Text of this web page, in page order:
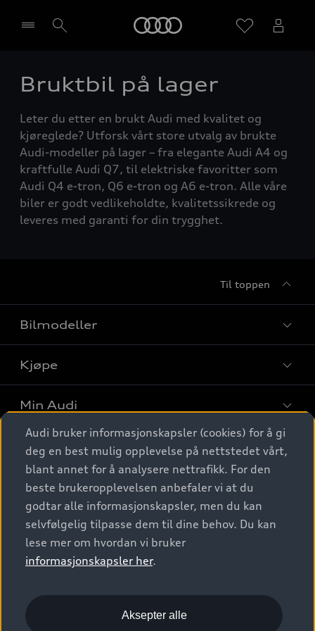
Velg forhandler
Bruktbil på lager
Leter du etter en brukt Audi med kvalitet og
kjøreglede? Utforsk vårt store utvalg av brukte
Audi-modeller på lager – fra elegante Audi A4 og
kraftfulle Audi Q7, til elektriske favoritter som
Audi Q4 e-tron, Q6 e-tron og A6 e-tron. Alle våre
biler er godt vedlikeholdte, kvalitetssikrede og
leveres med garanti for din trygghet.
Til toppen
Bilmodeller
Finn din Audi
Sammenlign bilmodeller
Elbiler
SUV
Stasjonsvogn
Sportback
S/RS
Konseptbiler og prototyper
Kjøpe
Kjøpshjelp
Biler på lager
Finn forhandler
Bestill prøvekjøring
Kontakt forhandler
Bilgarantier
Min Audi
Behold nybilfølelsen
Audi Originalt tilbehør
Verkstedtjenester
Digitale tjenester
Audi digitale tjenester
Audi connect
Functions on demand
Kom i gang med myAudi
Audi Norge
Kundeservice
Audi Driving Experience
© 2026 AUDI NORGE. All Rights Reserved.
Imprint
Audi bruker informasjonskapsler (cookies) for å gi
deg en best mulig opplevelse på nettstedet vårt,
blant annet for å analysere nettrafikk. For den
beste brukeropplevelsen anbefaler vi at du
godtar alle informasjonskapsler, men du kan
selvfølgelig tilpasse dem til dine behov. Du kan
lese mer om hvordan vi bruker
informasjonskapsler her.
Aksepter alle